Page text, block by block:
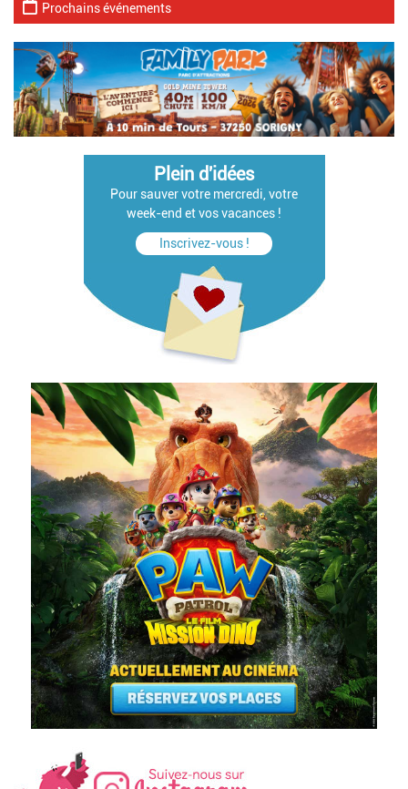
Prochains événements
Plein d'idées
Pour sauver votre mercredi, votre
week-end et vos vacances !
Inscrivez-vous !